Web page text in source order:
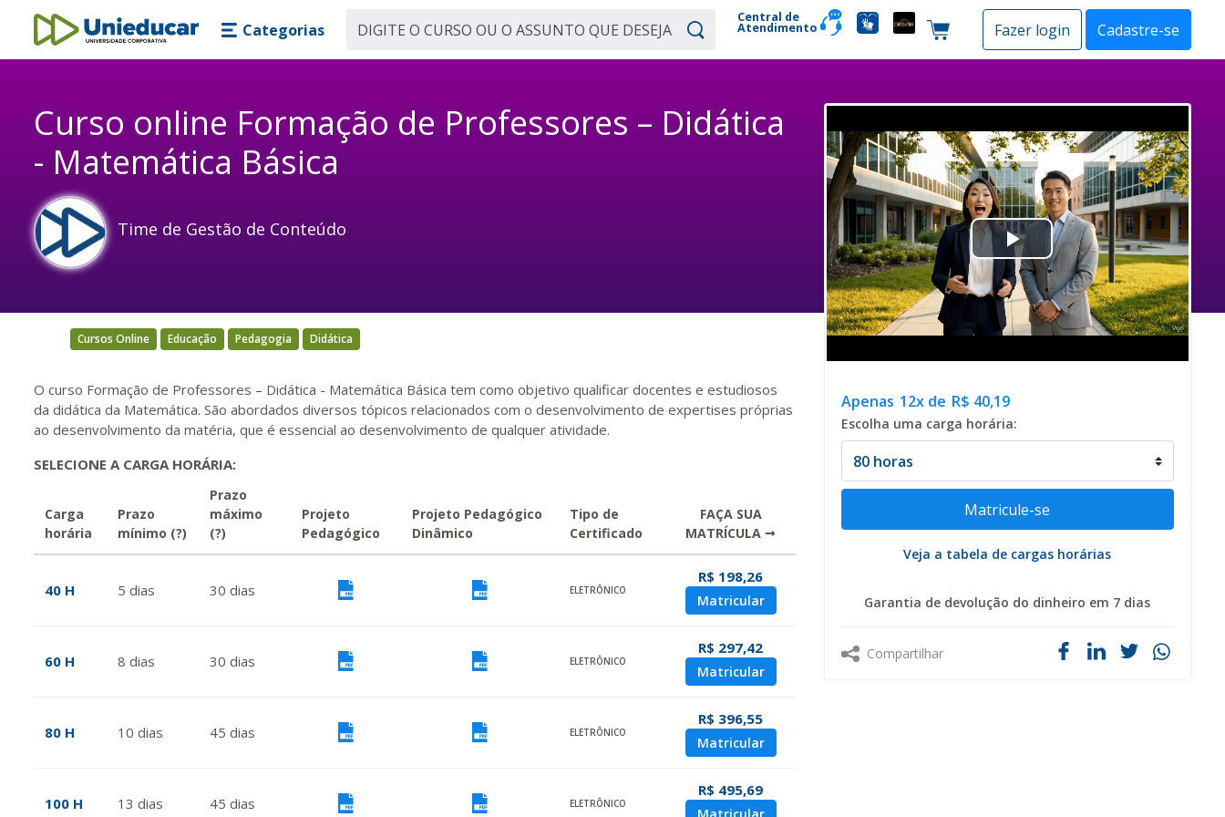
Skip main navigation
Skip to main content
Unieducar
Categorias
Central de
Atendimento Carrinho de compras
Fazer login Cadastre-se
Curso online Formação de Professores – Didática
- Matemática Básica
Time de Gestão de Conteúdo
Play
Video
Apenas 12x de R$ 40,19
Escolha uma carga horária:
Veja a tabela de cargas horárias
Garantia de devolução do dinheiro em 7 dias
Compartilhar
Cursos Online Educação Pedagogia Didática
O curso Formação de Professores – Didática - Matemática Básica tem como objetivo qualificar docentes e estudiosos
da didática da Matemática. São abordados diversos tópicos relacionados com o desenvolvimento de expertises próprias
ao desenvolvimento da matéria, que é essencial ao desenvolvimento de qualquer atividade.
SELECIONE A CARGA HORÁRIA:
Carga
horária
Prazo
mínimo (?)
Prazo
máximo
(?)
Projeto
Pedagógico
Projeto Pedagógico
Dinâmico
Tipo de
Certificado
FAÇA SUA
MATRÍCULA →
40 H 5 dias 30 dias Visualizar
ELETRÔNICO
R$ 198,26
Matricular
60 H 8 dias 30 dias Visualizar
ELETRÔNICO
R$ 297,42
Matricular
80 H 10 dias 45 dias Visualizar
ELETRÔNICO
R$ 396,55
Matricular
100 H 13 dias 45 dias Visualizar
ELETRÔNICO
R$ 495,69